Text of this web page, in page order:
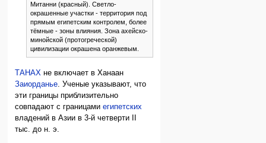
Митанни (красный). Светло-
окрашенные участки - территория под
прямым египетским контролем, более
тёмные - зоны влияния. Зона ахейско-
минойской (протогреческой)
цивилизации окрашена оранжевым.
ТАНАХ не включает в Ханаан
Заиорданье. Ученые указывают, что
эти границы приблизительно
совпадают с границамиегипетских
владений в Азии в 3-й четверти II
тыс. до н. э.